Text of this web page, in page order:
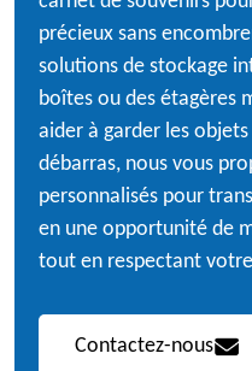
précieux sans
solutions de stockage
boîtes ou des étagères
aider à garder les
débarras, nous vous
personnalisés pour
en une opportunité de
tout en respectant
Contactez-nous